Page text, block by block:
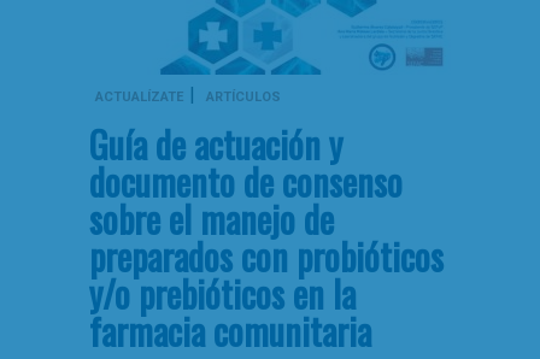
ACTUALÍZATE | ARTÍCULOS
Guía de actuación y
documento de consenso
sobre el manejo de
preparados con probióticos
y/o prebióticos en la
farmacia comunitaria